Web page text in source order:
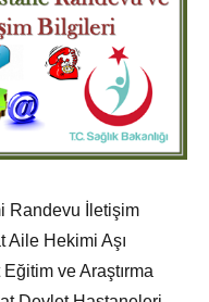
Randevu İletişim
Aile Hekimi Aşı
ve Araştırma